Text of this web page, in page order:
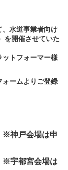
水道事業者向け
を開催させていた
ットフォーマー様
ォームよりご登録
※神戸会場は申
※宇都宮会場は